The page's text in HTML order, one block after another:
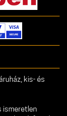
kis- és
ismeretlen